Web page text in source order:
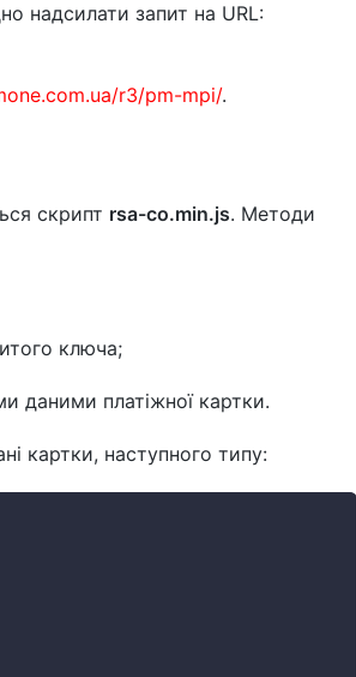
надсилати запит на URL:
r3/pm-mpi/.
скрипт rsa-co.min.js. Методи
ключа;
даними платіжної картки.
картки, наступного типу: